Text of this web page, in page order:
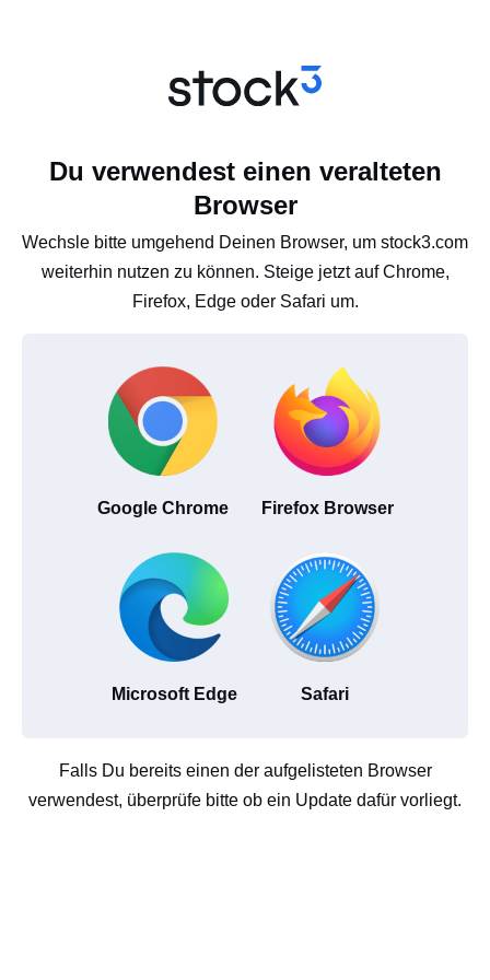
Du verwendest einen veralteten
Browser
Wechsle bitte umgehend Deinen Browser, um stock3.com
weiterhin nutzen zu können. Steige jetzt auf Chrome,
Firefox, Edge oder Safari um.
Google Chrome Firefox Browser
Microsoft Edge Safari
Falls Du bereits einen der aufgelisteten Browser
verwendest, überprüfe bitte ob ein Update dafür vorliegt.